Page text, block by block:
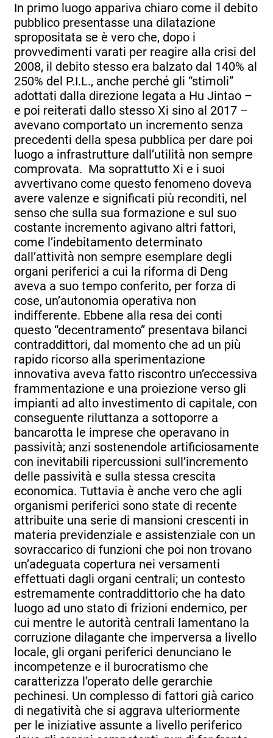
In primo luogo appariva chiaro come il debito
pubblico presentasse una dilatazione
spropositata se è vero che, dopo i
provvedimenti varati per reagire alla crisi del
2008, il debito stesso era balzato dal 140% al
250% del P.I.L., anche perché gli “stimoli”
adottati dalla direzione legata a Hu Jintao –
e poi reiterati dallo stesso Xi sino al 2017 –
avevano comportato un incremento senza
precedenti della spesa pubblica per dare poi
luogo a infrastrutture dall’utilità non sempre
comprovata. Ma soprattutto Xi e i suoi
avvertivano come questo fenomeno doveva
avere valenze e significati più reconditi, nel
senso che sulla sua formazione e sul suo
costante incremento agivano altri fattori,
come l’indebitamento determinato
dall’attività non sempre esemplare degli
organi periferici a cui la riforma di Deng
aveva a suo tempo conferito, per forza di
cose, un’autonomia operativa non
indifferente. Ebbene alla resa dei conti
questo “decentramento” presentava bilanci
contraddittori, dal momento che ad un più
rapido ricorso alla sperimentazione
innovativa aveva fatto riscontro un’eccessiva
frammentazione e una proiezione verso gli
impianti ad alto investimento di capitale, con
conseguente riluttanza a sottoporre a
bancarotta le imprese che operavano in
passività; anzi sostenendole artificiosamente
con inevitabili ripercussioni sull’incremento
delle passività e sulla stessa crescita
economica. Tuttavia è anche vero che agli
organismi periferici sono state di recente
attribuite una serie di mansioni crescenti in
materia previdenziale e assistenziale con un
sovraccarico di funzioni che poi non trovano
un’adeguata copertura nei versamenti
effettuati dagli organi centrali; un contesto
estremamente contraddittorio che ha dato
luogo ad uno stato di frizioni endemico, per
cui mentre le autorità centrali lamentano la
corruzione dilagante che imperversa a livello
locale, gli organi periferici denunciano le
incompetenze e il burocratismo che
caratterizza l’operato delle gerarchie
pechinesi. Un complesso di fattori già carico
di negatività che si aggrava ulteriormente
per le iniziative assunte a livello periferico